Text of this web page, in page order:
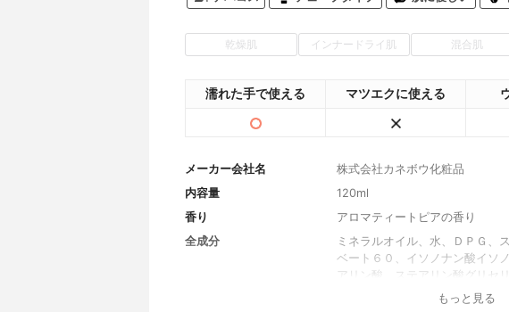
乾燥肌 インナードライ肌 混合肌
濡れた手で使える マツエクに使える
メーカー会社名
株式会社カネボウ化粧品
内容量
120ml
香り
アロマティートピアの香り
全成分
ミネラルオイル、水、ＤＰＧ、
ベート６０、イソノナン酸イソ
アリン酸、ステアリン酸グリセ
コン、トリベヘニン、カニナバ
もっと見る